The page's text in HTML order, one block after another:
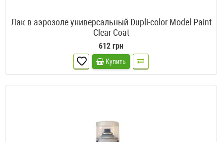
Лак в аэрозоле универсальный Dupli-color Model Paint
Clear Coat
612 грн
Купить